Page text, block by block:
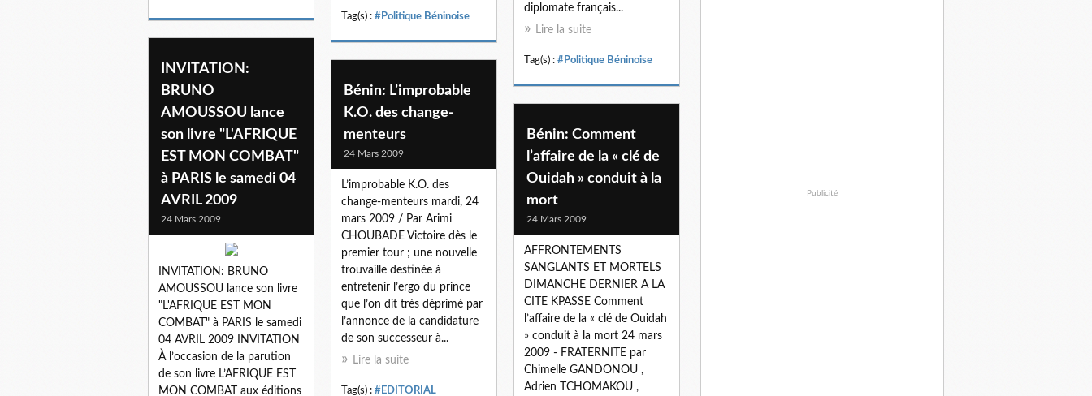
Tag(s) : #Politique Béninoise
diplomate français...
Lire la suite
Tag(s) : #Politique Béninoise
INVITATION:
BRUNO
AMOUSSOU lance
son livre "L'AFRIQUE
EST MON COMBAT"
à PARIS le samedi 04
AVRIL 2009
24 Mars 2009
INVITATION: BRUNO
AMOUSSOU lance son livre
"L'AFRIQUE EST MON
COMBAT" à PARIS le samedi
04 AVRIL 2009 INVITATION
À l’occasion de la parution
de son livre L’AFRIQUE EST
MON COMBAT aux éditions
Bénin: L’improbable
K.O. des change-
menteurs
24 Mars 2009
L’improbable K.O. des
change-menteurs mardi, 24
mars 2009 / Par Arimi
CHOUBADE Victoire dès le
premier tour ; une nouvelle
trouvaille destinée à
entretenir l’ergo du prince
que l’on dit très déprimé par
l’annonce de la candidature
de son successeur à...
Lire la suite
Tag(s) : #EDITORIAL
Bénin: Comment
l’affaire de la « clé de
Ouidah » conduit à la
mort
24 Mars 2009
AFFRONTEMENTS
SANGLANTS ET MORTELS
DIMANCHE DERNIER A LA
CITE KPASSE Comment
l’affaire de la « clé de Ouidah
» conduit à la mort 24 mars
2009 - FRATERNITE par
Chimelle GANDONOU ,
Adrien TCHOMAKOU ,
Publicité